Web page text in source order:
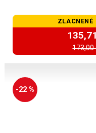
173,00
-22 %